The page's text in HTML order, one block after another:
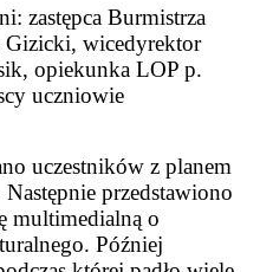
zastępca Burmistrza
Gizicki, wicedyrektor
opiekunka LOP p.
uczniowie
uczestników z planem
przedstawiono
multimedialną o
Później